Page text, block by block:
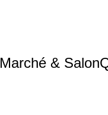
Marché & Salon